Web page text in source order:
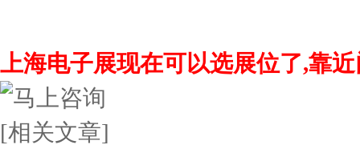
上海电子展现在可以选展位了,靠
[相关文章]